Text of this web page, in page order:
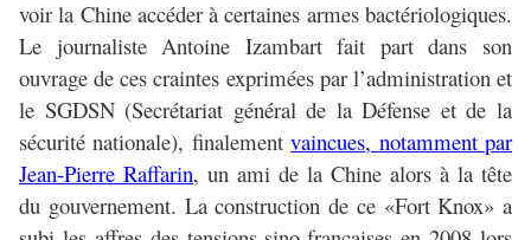
voir la Chine accéder à certaines armes bactériologiques.
Le journaliste Antoine Izambart fait part dans son
ouvrage de ces craintes exprimées par l’administration et
le SGDSN (Secrétariat général de la Défense et de la
sécurité nationale), finalementvaincues, notamment par
Jean-Pierre Raffarin, un ami de la Chine alors à la tête
du gouvernement. La construction de ce «Fort Knox» a